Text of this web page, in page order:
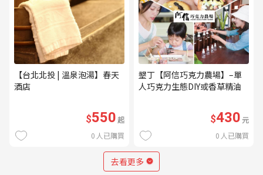
【台北北投 | 溫泉泡湯】春天
酒店
$550起
0 人已購買
墾丁【阿信巧克力農場】–單
人巧克力生態DIY或香草精油
$430元
0 人已購買
去看更多